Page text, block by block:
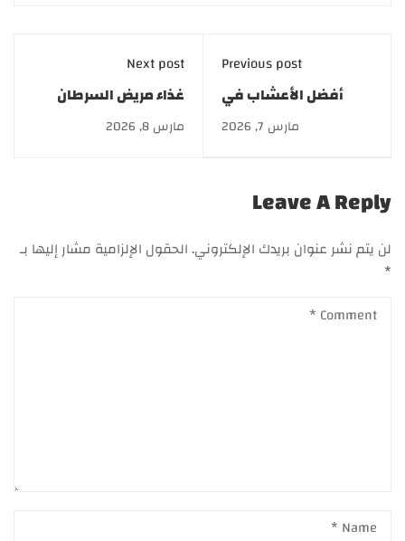
Previous post
أفضل الأعشاب في
رمضان 2026 لتجنب
الغازات والانتفاخات
مارس 7, 2026
Next post
غذاء مريض السرطان
أفضل وتجنب الأنيميا
مارس 8, 2026
Leave A Reply
لن يتم نشر عنوان بريدك الإلكتروني.الحقول الإلزامية مشار إليها بـ
*